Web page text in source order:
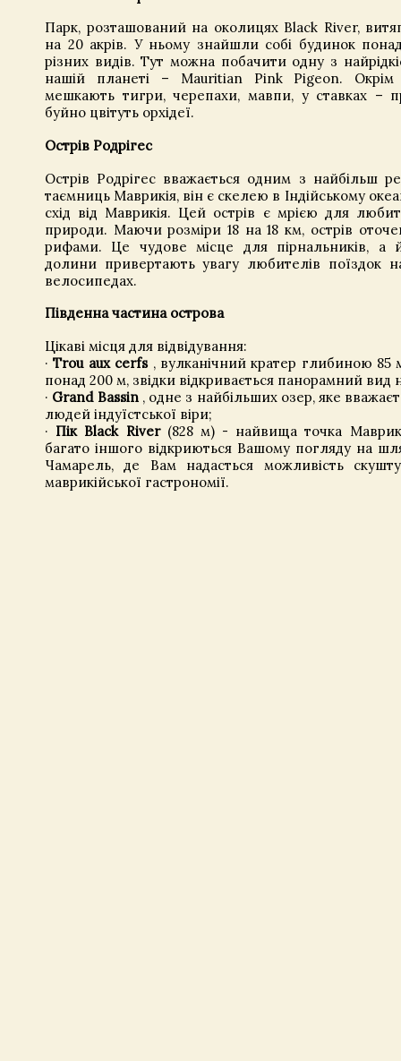
Парк, розташований на околицях Black River,
на 20 акрів. У ньому знайшли собі будинок
різних видів. Тут можна побачити одну з
нашій планеті – Mauritian Pink Pigeon. Окрім
мешкають тигри, черепахи, мавпи, у ставках –
буйно цвітуть орхідеї.
Острів Родрігес
Острів Родрігес вважається одним з найбільш
таємниць Маврикія, він є скелею в Індійському
схід від Маврикія. Цей острів є мрією для
природи. Маючи розміри 18 на 18 км, острів
рифами. Це чудове місце для пірнальників, а
долини привертають увагу любителів поїздок
велосипедах.
Південна частина острова
Цікаві місця для відвідування:
·Trou aux cerfs, вулканічний кратер глибиною 85
понад 200 м, звідки відкривається панорамний вид
· Grand Bassin, одне з найбільших озер, яке
людей індуїстської віри;
· Пік Black River(828 м) - найвища точка
багато іншого відкриються Вашому погляду на
Чамарель, де Вам надасться можливість
маврикійської гастрономії.